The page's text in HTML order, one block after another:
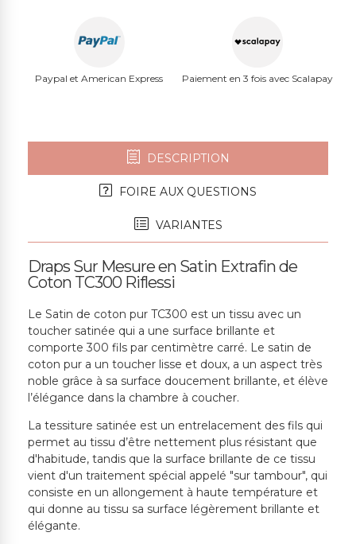
Paypal et American Express Paiement en 3 fois avec Scalapay
DESCRIPTION
FOIRE AUX QUESTIONS
VARIANTES
Draps Sur Mesure en Satin Extrafin de
Coton TC300 Riflessi
Le Satin de coton pur TC300 est un tissu avec un
toucher satinée qui a une surface brillante et
comporte 300 fils par centimètre carré. Le satin de
coton pur a un toucher lisse et doux, a un aspect très
noble grâce à sa surface doucement brillante, et élève
l’élégance dans la chambre à coucher.
La tessiture satinée est un entrelacement des fils qui
permet au tissu d’être nettement plus résistant que
d'habitude, tandis que la surface brillante de ce tissu
vient d'un traitement spécial appelé "sur tambour", qui
consiste en un allongement à haute température et
qui donne au tissu sa surface légèrement brillante et
élégante.